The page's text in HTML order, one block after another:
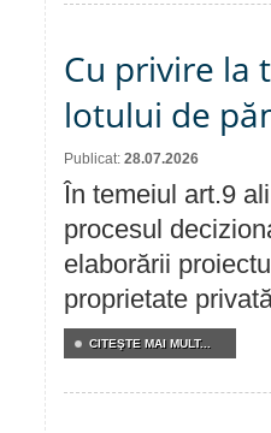
Cu privire la
lotului de
Publicat: 28.07.2026
În temeiul art.9
procesul
elaborării
proprietate
CITEŞTE MAI MULT...